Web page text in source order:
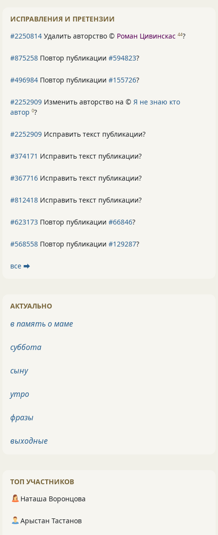
ИСПРАВЛЕНИЯ И ПРЕТЕНЗИИ
#2250814 Удалить авторство © Роман Цивинскас 44?
#875258 Повтор публикации #594823?
#496984 Повтор публикации #155726?
#2252909 Изменить авторство на © Я не знаю кто
автор 0?
#2252909 Исправить текст публикации?
#374171 Исправить текст публикации?
#367716 Исправить текст публикации?
#812418 Исправить текст публикации?
#623173 Повтор публикации #66846?
#568558 Повтор публикации #129287?
все ⮕
АКТУАЛЬНО
в память о маме
суббота
сыну
утро
фразы
выходные
ТОП УЧАСТНИКОВ
Наташа Воронцова
Арыстан Тастанов